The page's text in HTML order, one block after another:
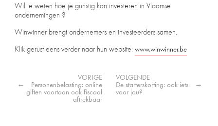
Wil je weten hoe je gunstig kan investeren in Vlaamse
ondernemingen ?
Winwinner brengt ondernemers en investeerders samen.
Klik gerust eens verder naar hun website:www.winwinner.be
←
VORIGE
Personenbelasting: online
giften voortaan ook fiscaal
aftrekbaar
→
VOLGENDE
De starterskorting: ook iets
voor jou?